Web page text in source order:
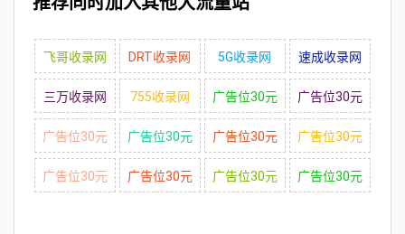
飞哥收录网 DRT收录网 5G收录网 速成收录网
三万收录网 755收录网 广告位30元 广告位30元
广告位30元 广告位30元 广告位30元 广告位30元
广告位30元 广告位30元 广告位30元 广告位30元